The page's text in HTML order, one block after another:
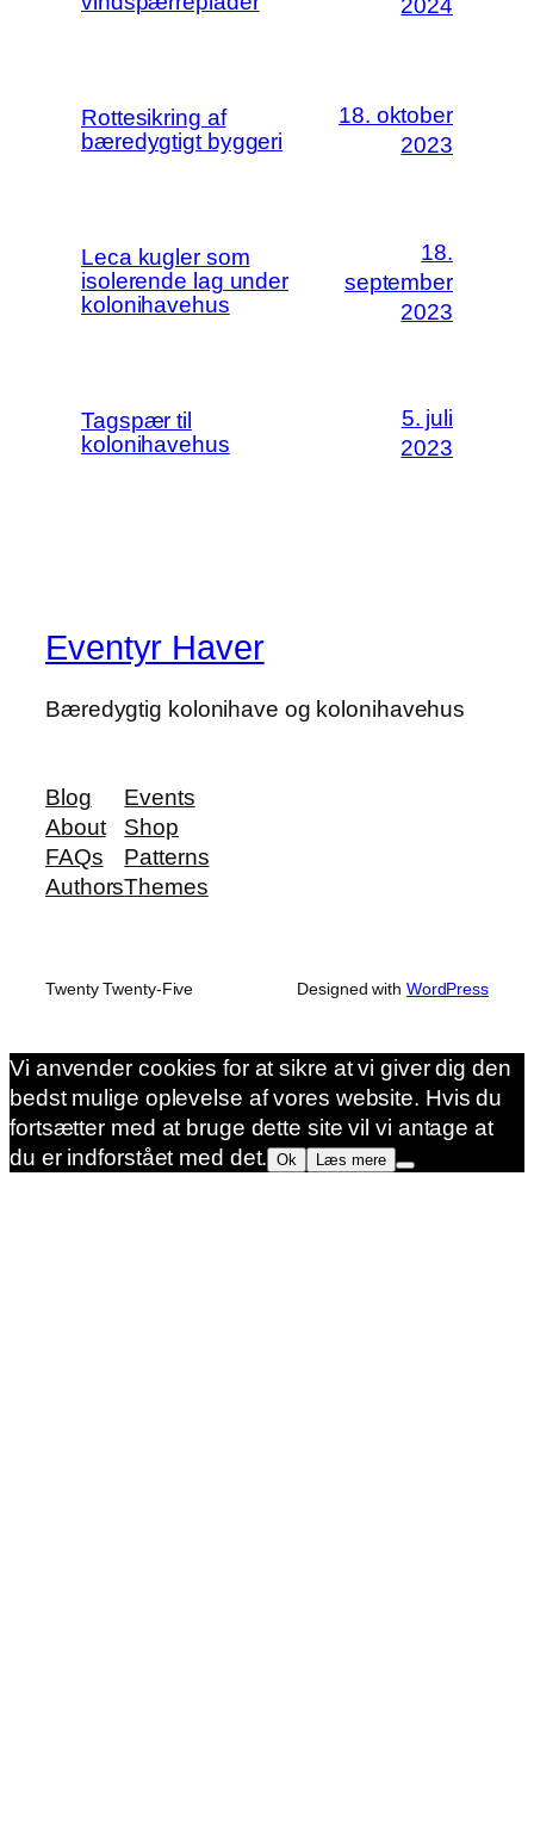
2024
Rottesikring af
bæredygtigt byggeri
18. oktober
2023
Leca kugler som
isolerende lag under
kolonihavehus
18.
september
2023
Tagspær til
kolonihavehus
5. juli
2023
Eventyr Haver
Bæredygtig kolonihave og kolonihavehus
Blog
About
FAQs
Authors
Events
Shop
Patterns
Themes
Twenty Twenty-Five Designed with WordPress
Vi anvender cookies for at sikre at vi giver dig den
bedst mulige oplevelse af vores website. Hvis du
fortsætter med at bruge dette site vil vi antage at
du er indforstået med det. Ok Læs mere